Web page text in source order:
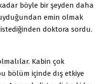
böyle bir şeyden daha
emin olmak
doktora sordu.
Kabin çok
bölüm içinde dış etkiye